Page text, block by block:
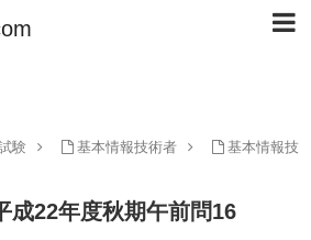
験 基本情報技術者
基本情報技
成22年度秋期午前問16